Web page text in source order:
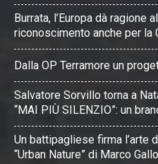
Burrata, l’Europa dà ragione
riconoscimento anche per la
Dalla OP Terramore un
Salvatore Sorvillo torna a
“MAI PIÙ SILENZIO”: un
Un battipagliese firma l’arte
“Urban Nature” di Marco